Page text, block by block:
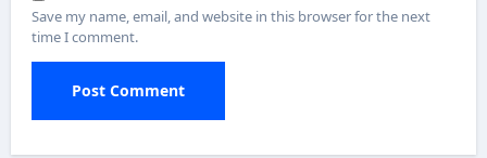
Save my name, email, and website in this browser for the next
time I comment.